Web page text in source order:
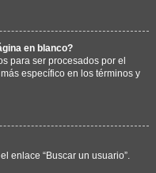
en blanco?
para ser procesados por el
específico en los términos y
enlace “Buscar un usuario”.